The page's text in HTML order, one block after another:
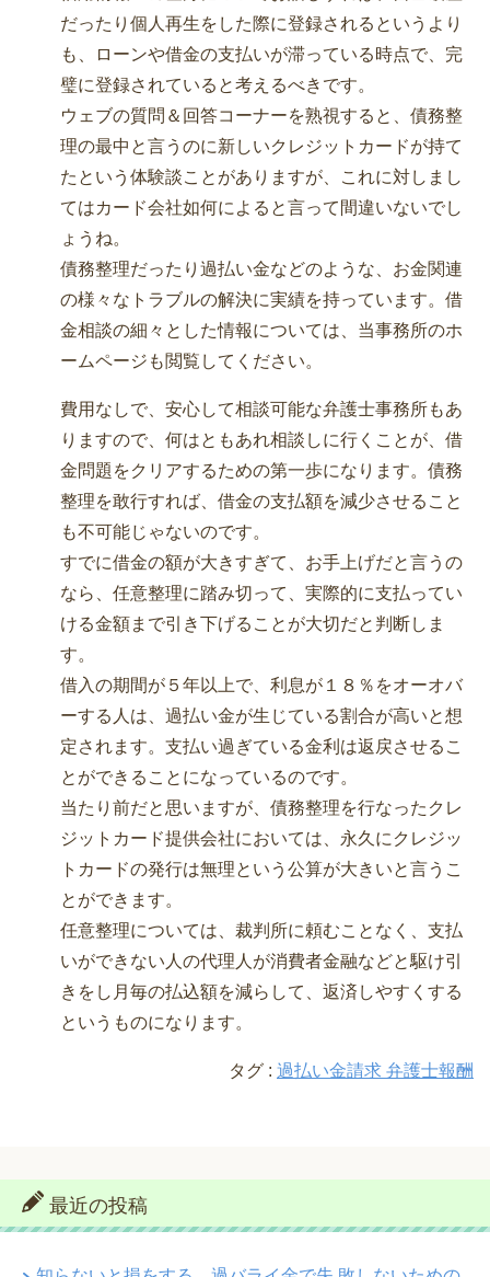
だったり個人再生をした際に登録されるというより
も、ローンや借金の支払いが滞っている時点で、完
璧に登録されていると考えるべきです。
ウェブの質問＆回答コーナーを熟視すると、債務整
理の最中と言うのに新しいクレジットカードが持て
たという体験談ことがありますが、これに対しまし
てはカード会社如何によると言って間違いないでし
ょうね。
債務整理だったり過払い金などのような、お金関連
の様々なトラブルの解決に実績を持っています。借
金相談の細々とした情報については、当事務所のホ
ームページも閲覧してください。
費用なしで、安心して相談可能な弁護士事務所もあ
りますので、何はともあれ相談しに行くことが、借
金問題をクリアするための第一歩になります。債務
整理を敢行すれば、借金の支払額を減少させること
も不可能じゃないのです。
すでに借金の額が大きすぎて、お手上げだと言うの
なら、任意整理に踏み切って、実際的に支払ってい
ける金額まで引き下げることが大切だと判断しま
す。
借入の期間が５年以上で、利息が１８％をオーオバ
ーする人は、過払い金が生じている割合が高いと想
定されます。支払い過ぎている金利は返戻させるこ
とができることになっているのです。
当たり前だと思いますが、債務整理を行なったクレ
ジットカード提供会社においては、永久にクレジッ
トカードの発行は無理という公算が大きいと言うこ
とができます。
任意整理については、裁判所に頼むことなく、支払
いができない人の代理人が消費者金融などと駆け引
きをし月毎の払込額を減らして、返済しやすくする
というものになります。
タグ : 過払い金請求 弁護士報酬
最近の投稿